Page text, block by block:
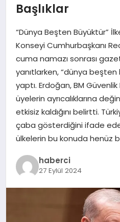
MAGAZIN
SAĞLIK
SIYASET
SPOR
TEKNOLOJI
YAŞAM
Başlıklar
“Dünya Beşten Büyüktür”
Konseyi Cumhurbaşkanı
cuma namazı sonrası
yanıtlarken, “dünya beşten
yaptı. Erdoğan, BM
üyelerin ayrıcalıklarına
etkisiz kaldığını belirtti.
çaba gösterdiğini ifade
ülkelerin bu konuda henüz
haberci
27 Eylül 2024